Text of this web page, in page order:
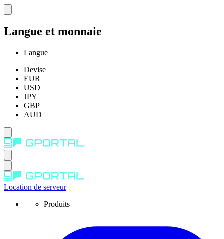
Langue et monnaie
Langue
Devise
EUR
USD
JPY
GBP
AUD
Location de serveur
Produits